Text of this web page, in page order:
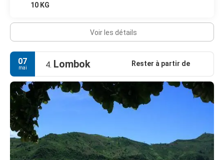
10 KG
Voir les détails
07
mai 4. Lombok Rester à partir de